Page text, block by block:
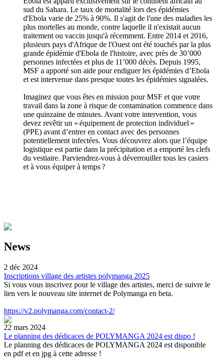
sud du Sahara. Le taux de mortalité lors des épidémies
d'Ebola varie de 25% à 90%. Il s'agit de l'une des maladies les
plus mortelles au monde, contre laquelle il n'existait aucun
traitement ou vaccin jusqu'à récemment. Entre 2014 et 2016,
plusieurs pays d'Afrique de l'Ouest ont été touchés par la plus
grande épidémie d'Ebola de l'histoire, avec près de 30’000
personnes infectées et plus de 11’000 décès. Depuis 1995,
MSF a apporté son aide pour endiguer les épidémies d’Ebola
et est intervenue dans presque toutes les épidémies signalées.
Imaginez que vous êtes en mission pour MSF et que votre
travail dans la zone à risque de contamination commence dans
une quinzaine de minutes. Avant votre intervention, vous
devez revêtir un « équipement de protection individuel »
(PPE) avant d’entrer en contact avec des personnes
potentiellement infectées. Vous découvrez alors que l’équipe
logistique est partie dans la précipitation et a emporté les clefs
du vestiaire. Parviendrez-vous à déverrouiller tous les casiers
et à vous équiper à temps ?
News
2 déc 2024
Inscriptions village des artistes polymanga 2025
Si vous vous inscrivez pour le village des artistes, merci de suivre le
lien vers le nouveau site internet de Polymanga en beta.
https://v2.polymanga.com/contact-2/
22 mars 2024
Le planning des dédicaces de POLYMANGA 2024 est dispo !
Le planning des dédicaces de POLYMANGA 2024 est disponible
en pdf et en jpg à cette adresse !